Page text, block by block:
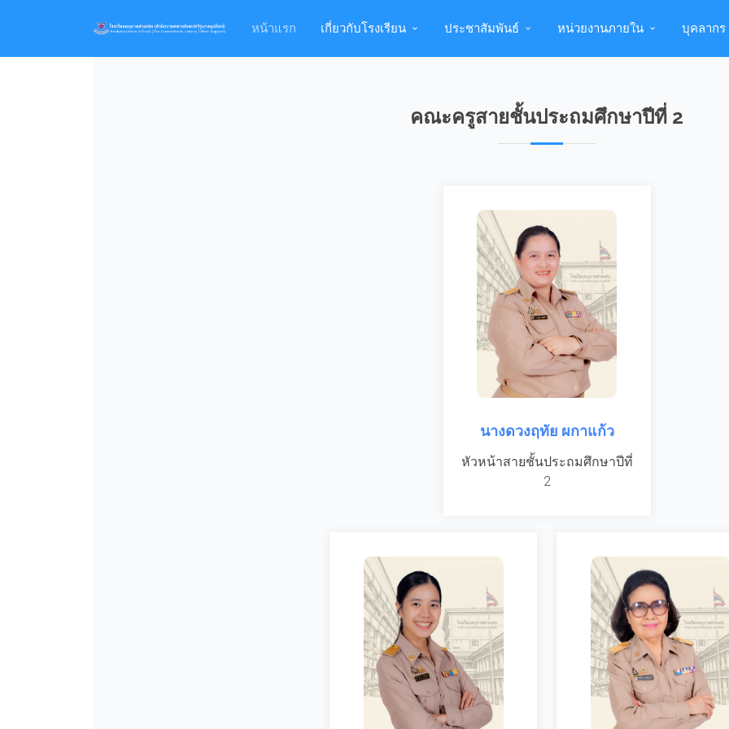
หน้าแรก เกี่ยวกับโรงเรียน ประชาสัมพันธ์ หน่วยงานภายใน บุคลากร
คณะครูสายชั้นประถมศึกษาปีที่ 2
นางดวงฤทัย ผกาแก้ว
หัวหน้าสายชั้นประถมศึกษาปีที่
2